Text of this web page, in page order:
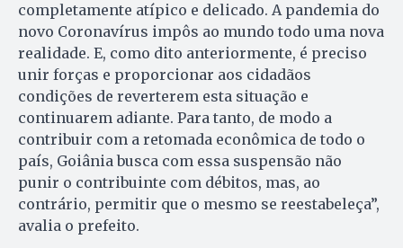
completamente atípico e delicado. A pandemia do
novo Coronavírus impôs ao mundo todo uma nova
realidade. E, como dito anteriormente, é preciso
unir forças e proporcionar aos cidadãos
condições de reverterem esta situação e
continuarem adiante. Para tanto, de modo a
contribuir com a retomada econômica de todo o
país, Goiânia busca com essa suspensão não
punir o contribuinte com débitos, mas, ao
contrário, permitir que o mesmo se reestabeleça”,
avalia o prefeito.